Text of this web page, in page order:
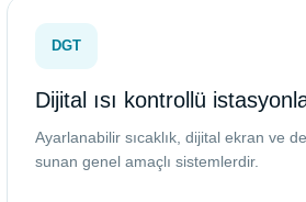
DGT
Dijital ısı kontrollü
Ayarlanabilir sıcaklık, dijital ekran ve
sunan genel amaçlı sistemlerdir.